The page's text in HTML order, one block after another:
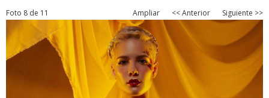
Foto 8 de 11 Ampliar << Anterior Siguiente >>